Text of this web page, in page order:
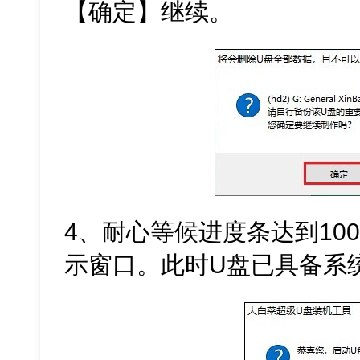
【确定】继续。
4、耐心等候进度条达到
示窗口。此时U盘已具备系